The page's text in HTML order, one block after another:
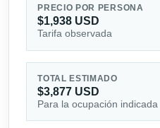
PRECIO POR PERSONA
$1,938 USD
Tarifa observada
TOTAL ESTIMADO
$3,877 USD
Para la ocupación indicada